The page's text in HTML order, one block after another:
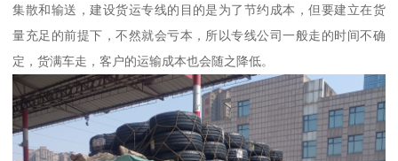
集散和输送，建设货运专线的目的是为了节约成本，但要建立在货
量充足的前提下，不然就会亏本，所以专线公司一般走的时间不确
定，货满车走，客户的运输成本也会随之降低。